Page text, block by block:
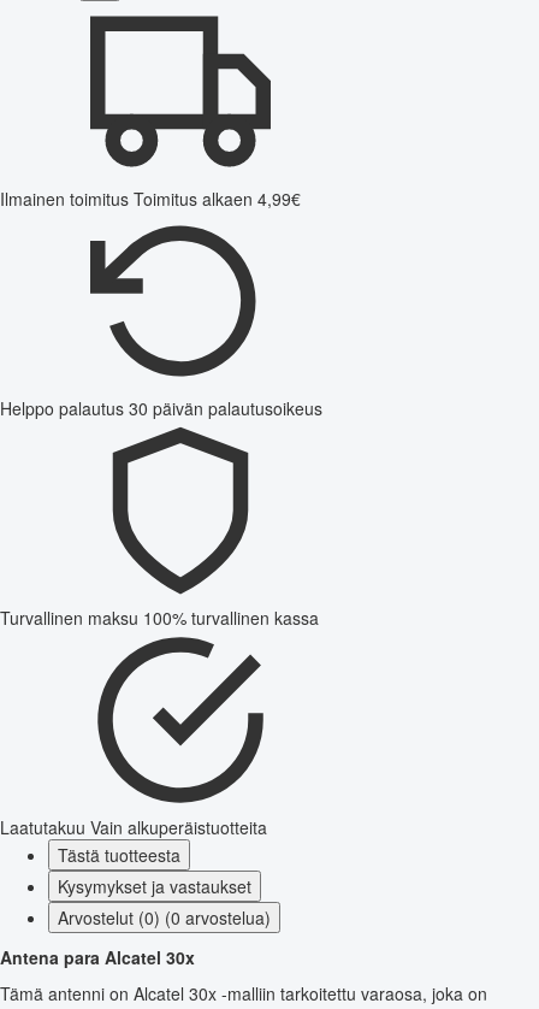
Ilmainen toimitus Toimitus alkaen 4,99€
Helppo palautus 30 päivän palautusoikeus
Turvallinen maksu 100% turvallinen kassa
Laatutakuu Vain alkuperäistuotteita
Tästä tuotteesta
Kysymykset ja vastaukset
Arvostelut (0) (0 arvostelua)
Antena para Alcatel 30x
Tämä antenni on Alcatel 30x -malliin tarkoitettu varaosa, joka on